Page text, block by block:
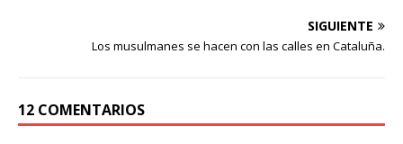
SIGUIENTE
Los musulmanes se hacen con las calles en Cataluña.
12 COMENTARIOS